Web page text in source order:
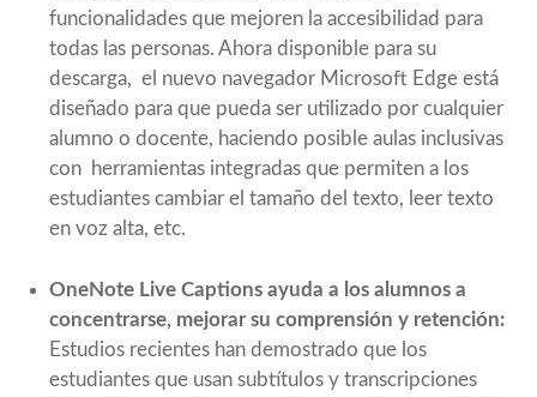
funcionalidades que mejoren la accesibilidad para
todas las personas. Ahora disponible para su
descarga, el nuevo navegador Microsoft Edge está
diseñado para que pueda ser utilizado por cualquier
alumno o docente, haciendo posible aulas inclusivas
con herramientas integradas que permiten a los
estudiantes cambiar el tamaño del texto, leer texto
en voz alta, etc.
OneNote Live Captions ayuda a los alumnos a
concentrarse, mejorar su comprensión y retención:
Estudios recientes han demostrado que los
estudiantes que usan subtítulos y transcripciones